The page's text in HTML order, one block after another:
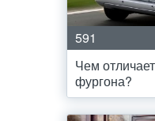
591
Чем
фургона?